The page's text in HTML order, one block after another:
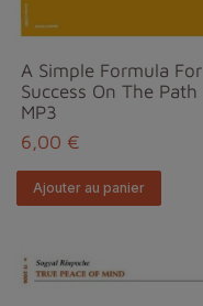
A Simple Formula For
Success On The Path
MP3
6,00 €
Ajouter au panier